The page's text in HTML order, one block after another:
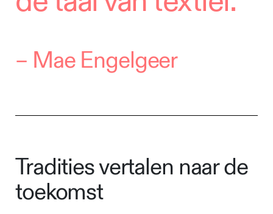
– Mae Engelgeer
Tradities vertalen naar de
toekomst